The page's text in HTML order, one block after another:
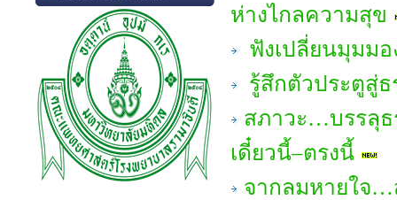
ห่างไกลความสุข
ฟังเปลี่ยนมุมมอ
รู้สึกตัวประตูสู่
สภาวะ…บรรลุธ
เดี๋ยวนี้–ตรงนี้
จากลมหายใจ…